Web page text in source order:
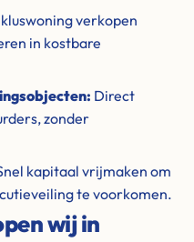
verkopen
in kostbare
Direct
zonder
kapitaal vrijmaken om
te voorkomen.
wij in